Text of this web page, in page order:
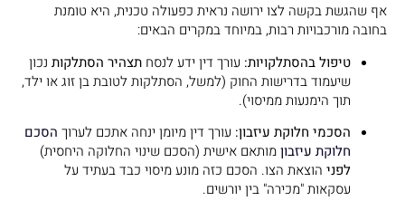
אף שהגשת בקשה לצו ירושה נראית כפעולה טכנית, היא טומנת
בחובה מורכבויות רבות, במיוחד במקרים הבאים:
טיפול בהסתלקויות: עורך דין ידע לנסח תצהיר הסתלקות נכון
שיעמוד בדרישות החוק (למשל, הסתלקות לטובת בן זוג או ילד,
תוך הימנעות ממיסוי).
הסכמי חלוקת עיזבון: עורך דין מיומן ינחה אתכם לערוך הסכם
חלוקת עיזבוןמותאם אישית (הסכם שינוי החלוקה היחסית)
לפני הוצאת הצו. הסכם כזה מונע מיסוי כבד בעתיד על
עסקאות "מכירה" בין יורשים.